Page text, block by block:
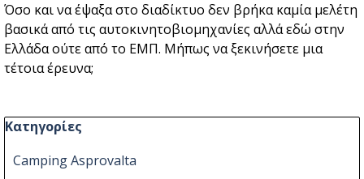
Όσο και να έψαξα στο διαδίκτυο δεν βρήκα καμία μελέτη
βασικά από τις αυτοκινητοβιομηχανίες αλλά εδώ στην
Ελλάδα ούτε από το ΕΜΠ. Μήπως να ξεκινήσετε μια
τέτοια έρευνα;
Παράλειψη μπλόκ Κατηγορίες
Κατηγορίες
Camping Asprovalta